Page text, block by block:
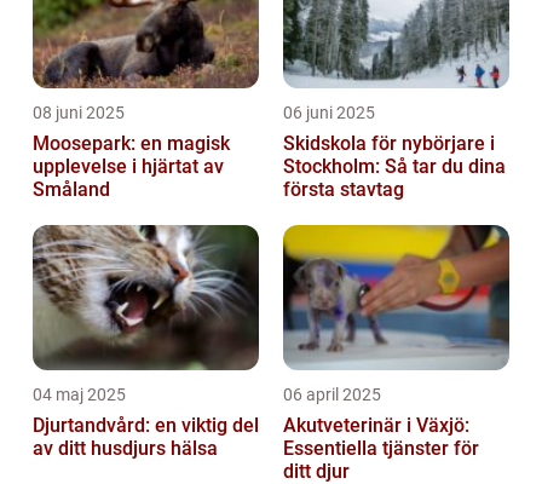
08 juni 2025
Moosepark: en magisk
upplevelse i hjärtat av
Småland
06 juni 2025
Skidskola för nybörjare i
Stockholm: Så tar du dina
första stavtag
04 maj 2025
Djurtandvård: en viktig del
av ditt husdjurs hälsa
06 april 2025
Akutveterinär i Växjö:
Essentiella tjänster för
ditt djur